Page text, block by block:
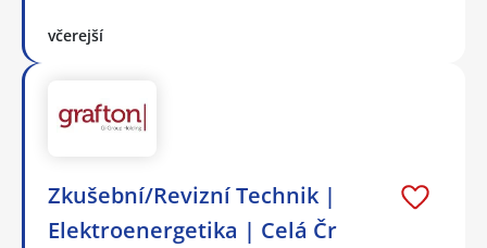
včerejší
Zkušební/Revizní Technik |
Elektroenergetika | Celá Čr